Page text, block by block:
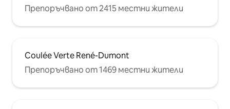
Препоръчвано от 2415 местни жители
Coulée Verte René-Dumont
Препоръчвано от 1469 местни жители